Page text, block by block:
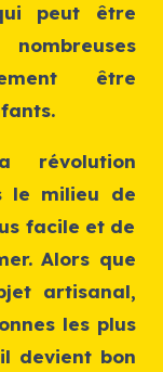
peut être
être
révolution
le milieu de
facile et de
Alors que
artisanal,
les plus
devient bon